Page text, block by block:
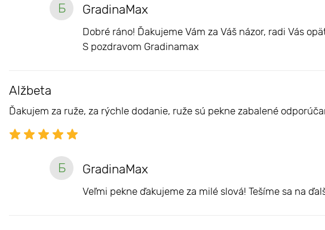
Б GradinaMax
Dobré ráno! Ďakujeme Vám za Váš názor, radi Vás
S pozdravom Gradinamax
Alžbeta
Ďakujem za ruže, za rýchle dodanie, ruže sú pekne zabalené
Б GradinaMax
Veľmi pekne ďakujeme za milé slová! Tešíme sa na